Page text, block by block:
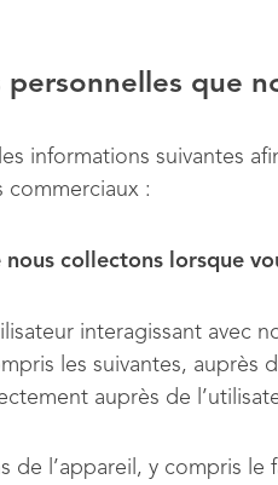
que
informations suivantes
commerciaux :
nous collectons lorsque
interagissant avec
les suivantes, auprès
auprès de
de l’appareil, y compris